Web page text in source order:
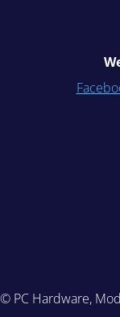
© PC Hardware,